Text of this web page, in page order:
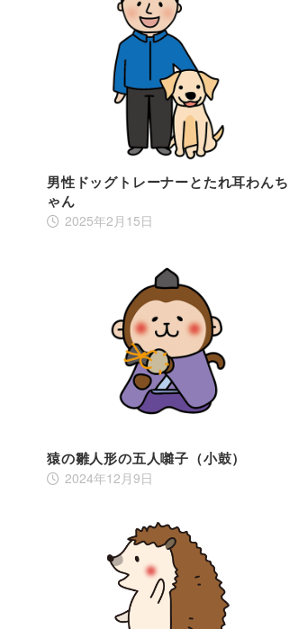
男性ドッグトレーナーとたれ耳わんち
ゃん
2025年2月15日
猿の雛人形の五人囃子（小鼓）
2024年12月9日